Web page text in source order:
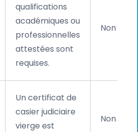
qualifications
académiques ou
professionnelles
attestées sont
requises.
Non
Un certificat de
casier judiciaire
vierge est
Non